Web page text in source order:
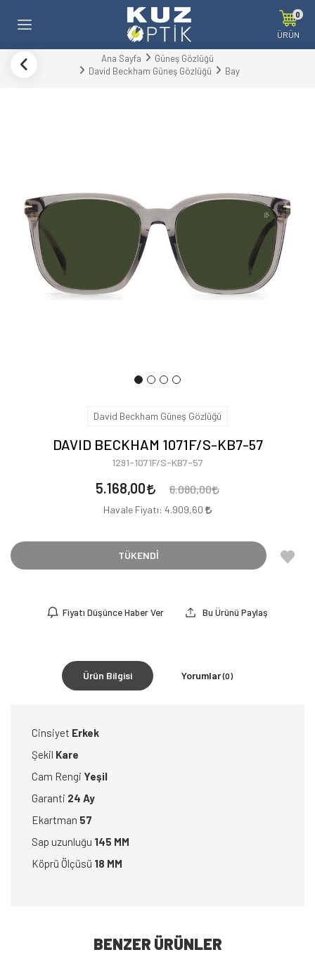
0
ÜRÜN
Ana Sayfa
Güneş Gözlüğü
David Beckham Güneş Gözlüğü
Bay
David Beckham Güneş Gözlüğü
DAVID BECKHAM 1071F/S-KB7-57
1291-1071F/S-KB7-57
5.168,00 6.080,00
Havale Fiyatı: 4.909,60
TÜKENDİ
Fiyatı Düşünce Haber Ver Bu Ürünü Paylaş
Ürün Bilgisi Yorumlar(0)
Cinsiyet Erkek
Şekil Kare
Cam Rengi Yeşil
Garanti 24 Ay
Ekartman 57
Sap uzunluğu 145 MM
Köprü Ölçüsü 18 MM
BENZER ÜRÜNLER